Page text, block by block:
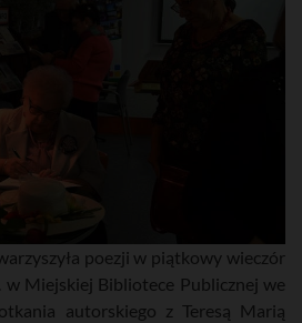
poezji w piątkowy wieczór
w Miejskiej Bibliotece Publicznej we
autorskiego z Teresą Marią